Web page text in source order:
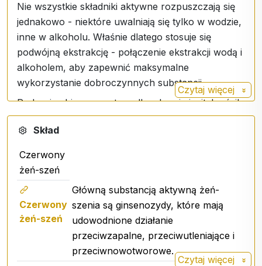
Nie wszystkie składniki aktywne rozpuszczają się
jednakowo - niektóre uwalniają się tylko w wodzie,
inne w alkoholu. Właśnie dlatego stosuje się
podwójną ekstrakcję - połączenie ekstrakcji wodą i
alkoholem, aby zapewnić maksymalne
wykorzystanie dobroczynnych substancji.
Podaruj sobie moc natury dla zdrowia i witalności!
Dawkowanie: na etykiecie
dla 330 zastosowań
Czytaj więcej
Skład
Czerwony
żeń-szeń
Czerwony
żeń-szeń
Główną substancją aktywną żeń-
szenia są ginsenozydy, które mają
udowodnione działanie
przeciwzapalne, przeciwutleniające i
przeciwnowotworowe.
Czytaj więcej